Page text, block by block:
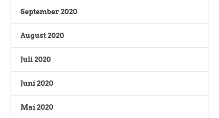
September 2020
August 2020
Juli 2020
Juni 2020
Mai 2020